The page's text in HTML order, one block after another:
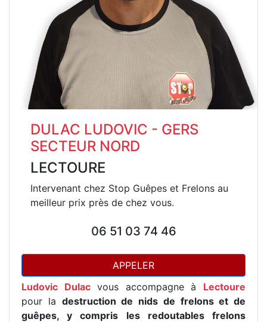
DULAC LUDOVIC - GERS
SECTEUR NORD
LECTOURE
Intervenant chez Stop Guêpes et Frelons au
meilleur prix près de chez vous.
06 51 03 74 46
APPELER
Ludovic Dulacvous accompagne à Lectoure
pour la destruction de nids de frelons et de
guêpes, y compris les redoutables frelons